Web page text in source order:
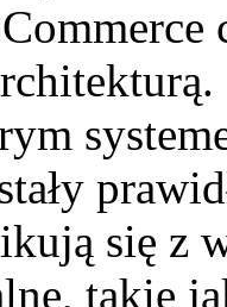
się z
takie